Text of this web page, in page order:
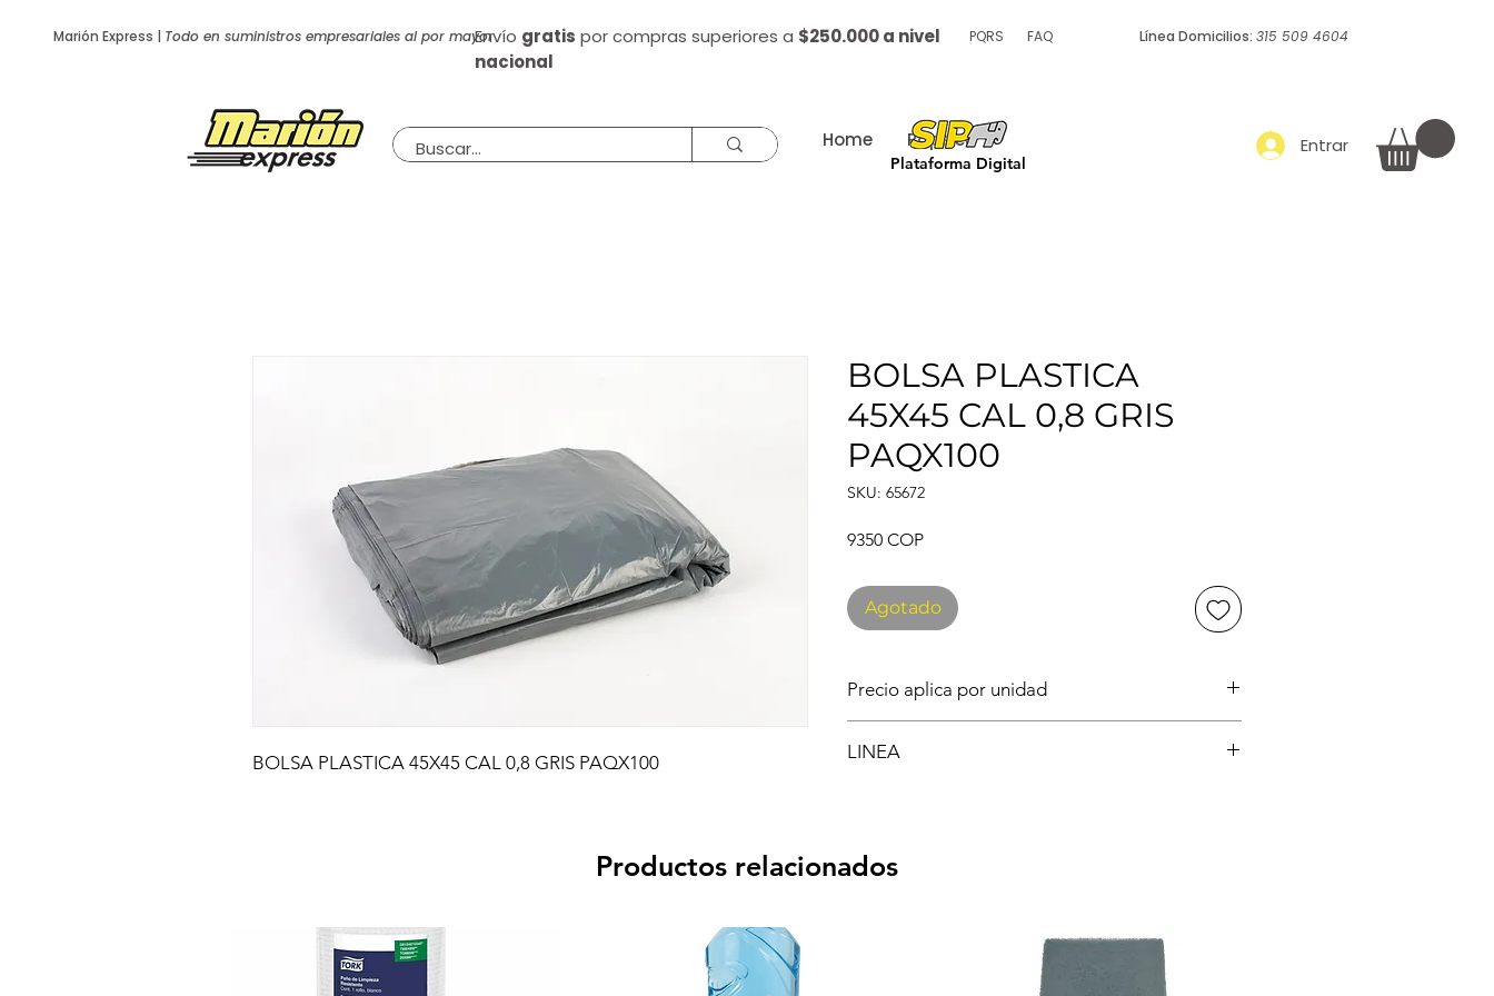
Marión Express | Todo en suministros empresariales al por mayor PQRS FAQ Línea Domicilios: 315 509 4604
Envío gratis por compras superiores a $250.000 a nivel
nacional
Home Papelería Más
Plataforma Digital
Entrar
BOLSA PLASTICA 45X45 CAL 0,8 GRIS PAQX100
BOLSA PLASTICA
45X45 CAL 0,8 GRIS
PAQX100
SKU: 65672
9350 COPPrecio
Agotado
Precio aplica por unidad
LINEA
Productos relacionados